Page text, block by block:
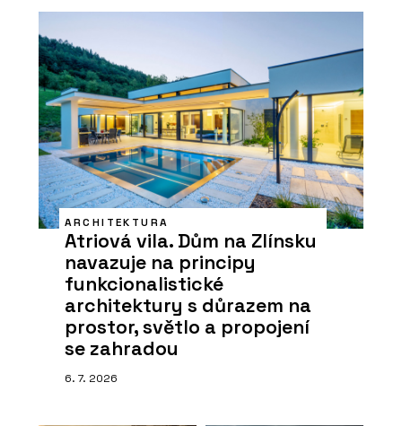
ARCHITEKTURA
Atriová vila. Dům na Zlínsku
navazuje na principy
funkcionalistické
architektury s důrazem na
prostor, světlo a propojení
se zahradou
6. 7. 2026